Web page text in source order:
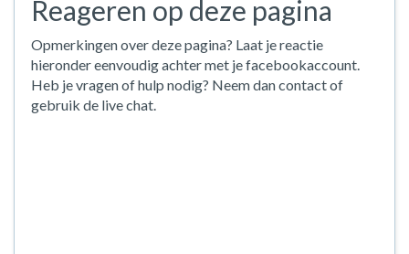
Reageren op deze pagina
Opmerkingen over deze pagina? Laat je reactie
hieronder eenvoudig achter met je facebookaccount.
Heb je vragen of hulp nodig? Neem dan contact of
gebruik de live chat.